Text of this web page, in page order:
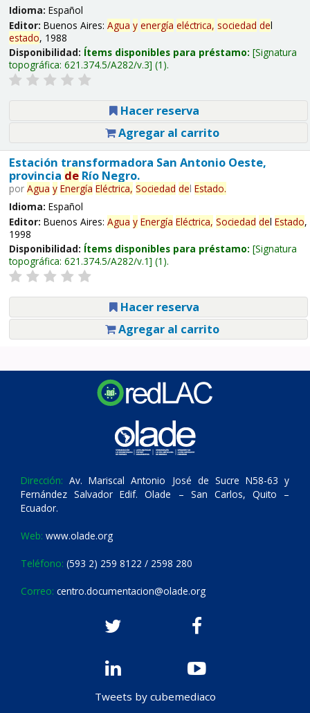
Idioma: Español
Editor: Buenos Aires: Agua y energía eléctrica, sociedad del
estado, 1988
Disponibilidad: Ítems disponibles para préstamo: Signatura
topográfica: 621.374.5/A282/v.3 (1).
Hacer reserva
Agregar al carrito
Estación transformadora San Antonio Oeste,
provincia deRío Negro.
por Agua y Energía Eléctrica, Sociedad del Estado.
Idioma: Español
Editor: Buenos Aires: Agua y Energía Eléctrica, Sociedad del Estado,
1998
Disponibilidad: Ítems disponibles para préstamo: Signatura
topográfica: 621.374.5/A282/v.1 (1).
Hacer reserva
Agregar al carrito
Dirección: Av. Mariscal Antonio José de Sucre N58-63 y
Fernández Salvador Edif. Olade – San Carlos, Quito –
Ecuador.
Web: www.olade.org
Teléfono: (593 2) 259 8122 / 2598 280
Correo: centro.documentacion@olade.org
Tweets by cubemediaco